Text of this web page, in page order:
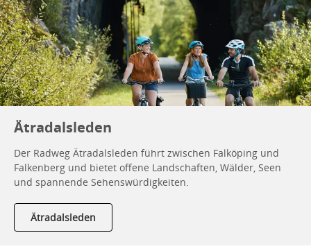
Ätradalsleden
Der Radweg Ätradalsleden führt zwischen Falköping und
Falkenberg und bietet offene Landschaften, Wälder, Seen
und spannende Sehenswürdigkeiten.
Ätradalsleden